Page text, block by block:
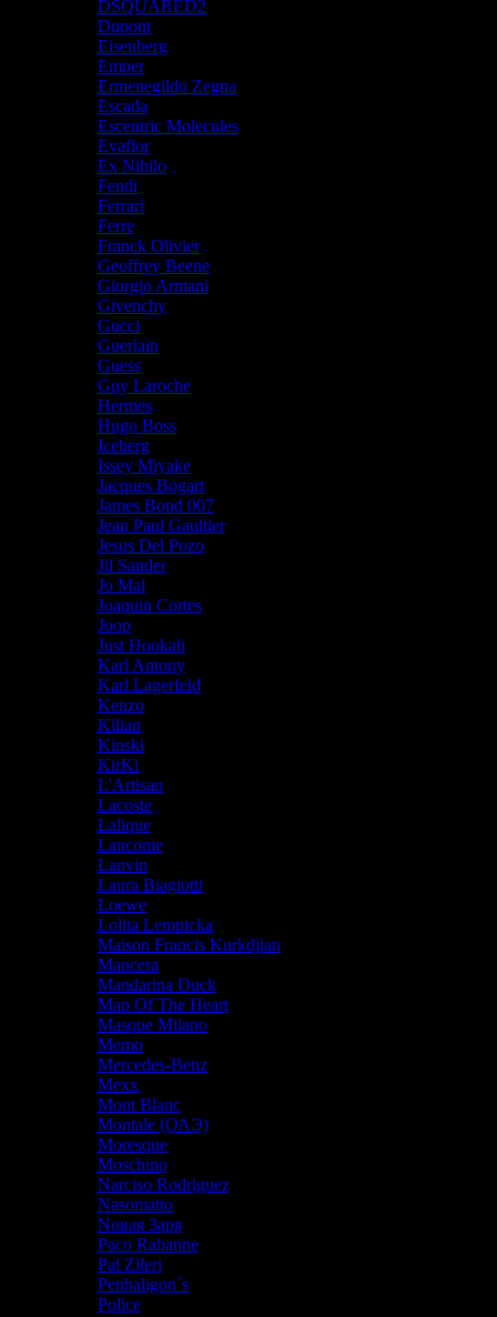
DSQUARED2
Dupont
Eisenberg
Emper
Ermenegildo Zegna
Escada
Escentric Molecules
Evaflor
Ex Nihilo
Fendi
Ferrari
Ferre
Franck Olivier
Geoffrey Beene
Giorgio Armani
Givenchy
Gucci
Guerlain
Guess
Guy Laroche
Hermes
Hugo Boss
Iceberg
Issey Miyake
Jacques Bogart
James Bond 007
Jean Paul Gaultier
Jesus Del Pozo
Jil Sander
Jo Mal
Joaquin Cortes
Joop
Just Hookah
Karl Antony
Karl Lagerfeld
Kenzo
Kilian
Kinski
KirKi
L'Artisan
Lacoste
Lalique
Lancome
Lanvin
Laura Biagiotti
Loewe
Lolita Lempicka
Maison Francis Kurkdjian
Mancera
Mandarina Duck
Map Of The Heart
Masque Milano
Memo
Mercedes-Benz
Mexx
Mont Blanc
Montale (ОАЭ)
Moresque
Moschino
Narciso Rodriguez
Nasomatto
Nовая Заря
Paco Rabanne
Pal Zileri
Penhaligon`s
Police